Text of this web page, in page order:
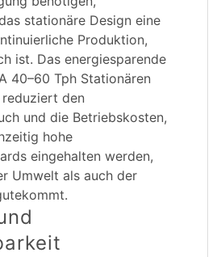
stationäre Design eine
Produktion,
ist. Das energiesparende
40–60 Tph Stationären
den
und die Betriebskosten,
hohe
eingehalten werden,
Umwelt als auch der